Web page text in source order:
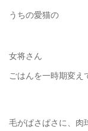
うちの愛猫の
女将さん
ごはんを一時期変え
毛がぱさぱさに、肉